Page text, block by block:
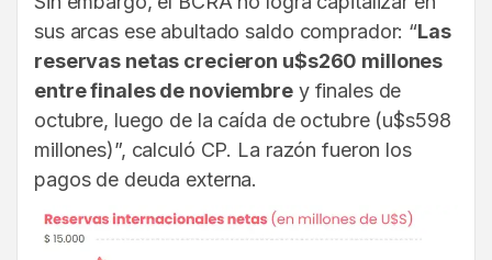
sus arcas ese abultado saldo comprador: “Las
reservas netas crecieron u$s260 millones
entre finales de noviembrey finales de
octubre, luego de la caída de octubre (u$s598
millones)”, calculó CP. La razón fueron los
pagos de deuda externa.